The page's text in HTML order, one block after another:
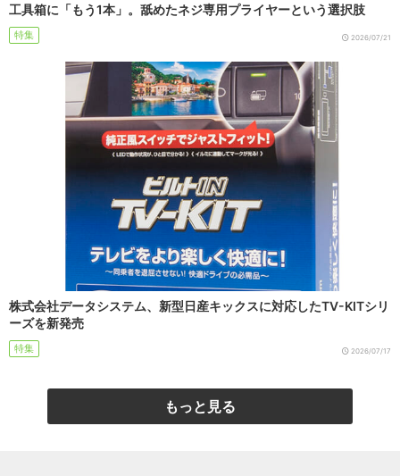
工具箱に「もう1本」。舐めたネジ専用プライヤーという選択肢
特集 2026/07/21
株式会社データシステム、新型日産キックスに対応したTV-KITシリ
ーズを新発売
特集 2026/07/17
もっと見る